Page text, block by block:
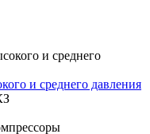
и среднего давления